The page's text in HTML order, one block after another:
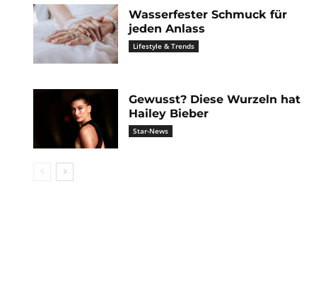
Wasserfester Schmuck für
jeden Anlass
Lifestyle & Trends
Gewusst? Diese Wurzeln hat
Hailey Bieber
Star-News